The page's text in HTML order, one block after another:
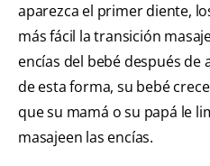
aparezca el primer diente,
más fácil la transición
encías del bebé después de
de esta forma, su bebé
que su mamá o su papá le
masajeen las encías.